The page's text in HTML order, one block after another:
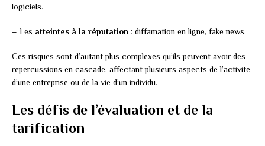
logiciels.
– Les atteintes à la réputation : diffamation en ligne, fake news.
Ces risques sont d’autant plus complexes qu’ils peuvent avoir des
répercussions en cascade, affectant plusieurs aspects de l’activité
d’une entreprise ou de la vie d’un individu.
Les défis de l’évaluation et de la
tarification